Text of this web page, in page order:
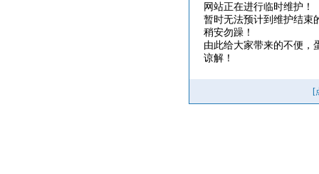
网站正在进行临时维护！
暂时无法预计到维护结束
稍安勿躁！
由此给大家带来的不便，
谅解！
[